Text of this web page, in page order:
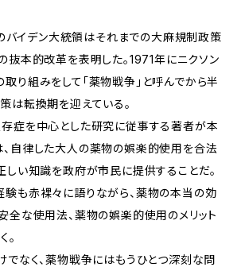
バイデン大統領はそれまでの大麻規制政策
抜本的改革を表明した。1971年にニクソン
り組みをして「薬物戦争」と呼んでから半
は転換期を迎えている。
症を中心とした研究に従事する著者が本
自律した大人の薬物の娯楽的使用を合法
しい知識を政府が市民に提供することだ。
も赤裸々に語りながら、薬物の本当の効
全な使用法、薬物の娯楽的使用のメリット
。
でなく、薬物戦争にはもうひとつ深刻な問